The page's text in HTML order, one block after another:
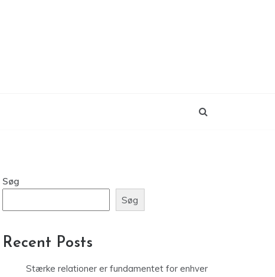
Søg
Søg
Recent Posts
Stærke relationer er fundamentet for enhver